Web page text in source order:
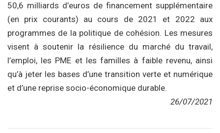
50,6 milliards d’euros de financement supplémentaire
(en prix courants) au cours de 2021 et 2022 aux
programmes de la politique de cohésion. Les mesures
visent à soutenir la résilience du marché du travail,
l’emploi, les PME et les familles à faible revenu, ainsi
qu’à jeter les bases d’une transition verte et numérique
et d’une reprise socio-économique durable.
26/07/2021